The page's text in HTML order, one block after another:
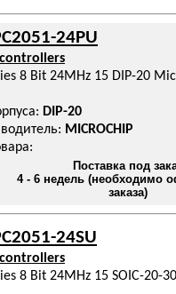
24PU
8 Bit 24MHz 15 DIP-20
DIP-20
MICROCHIP
Поставка под
4 - 6 недель (необходимо
заказа)
24SU
8 Bit 24MHz 15 SOIC-20-